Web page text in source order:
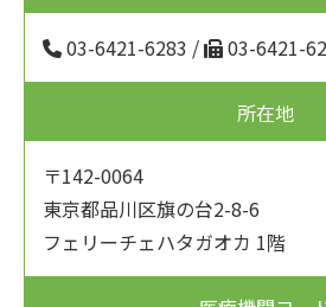
03-6421-6283 / 03-6421-
所在地
〒142-0064
東京都品川区旗の台2-8-6
フェリーチェハタガオカ 1階